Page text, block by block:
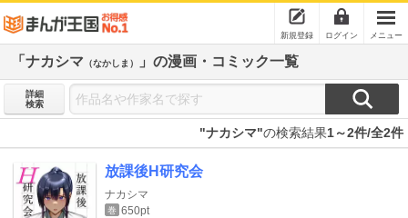
新規登録 ログイン メニュー
「ナカシマ （なかしま） 」の漫画・コミック一覧
詳細
検索
"ナカシマ"の検索結果1～2件/全2件
放課後H研究会
ナカシマ
巻 650pt